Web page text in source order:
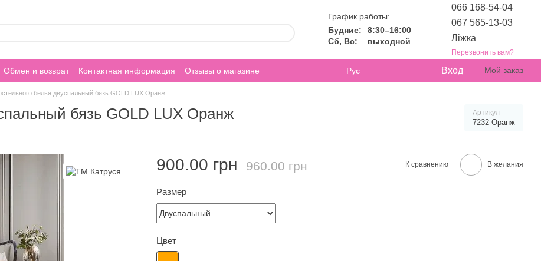
График работы:
Будние:
8:30–16:00
Сб, Вс:
выходной
066 168-54-04
067 565-13-03
Ліжка
Перезвонить вам?
Обмен и возврат Контактная информация Отзывы о магазине Рус Вход Мой заказ
белья двуспальный бязь GOLD LUX Оранж
бязь GOLD LUX Оранж Артикул
7232-Оранж
900.00 грн 960.00 грн К сравнению В желания
Размер
Цвет